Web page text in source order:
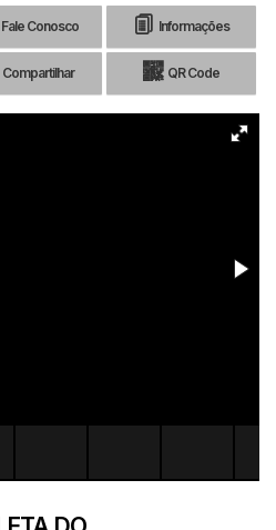
Fale Conosco Informações
Compartilhar QR Code